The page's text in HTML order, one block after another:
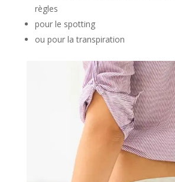
règles
pour le spotting
ou pour la transpiration